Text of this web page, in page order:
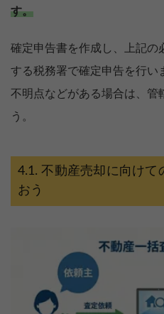
す。
確定申告書を作成し、上記の
する税務署で確定申告を行い
不明点などがある場合は、管
う。
不動産売却に向けて
おう